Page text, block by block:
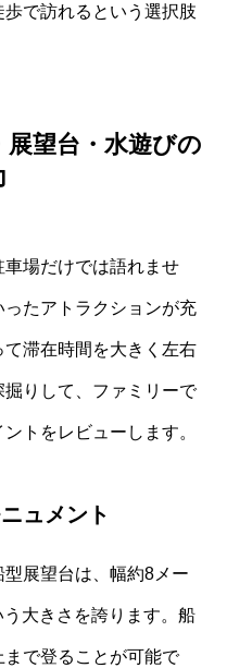
で訪れるという選択肢
望台・水遊びの
場だけでは語れませ
たアトラクションが充
滞在時間を大きく左右
りして、ファミリーで
トをレビューします。
ュメント
展望台は、幅約8メー
大きさを誇ります。船
で登ることが可能で